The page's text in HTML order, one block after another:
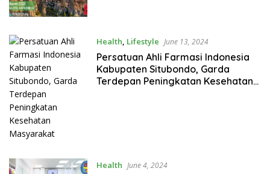
Health, Lifestyle June 13, 2024
Persatuan Ahli Farmasi Indonesia
Kabupaten Situbondo, Garda
Terdepan Peningkatan Kesehatan
Health June 4, 2024